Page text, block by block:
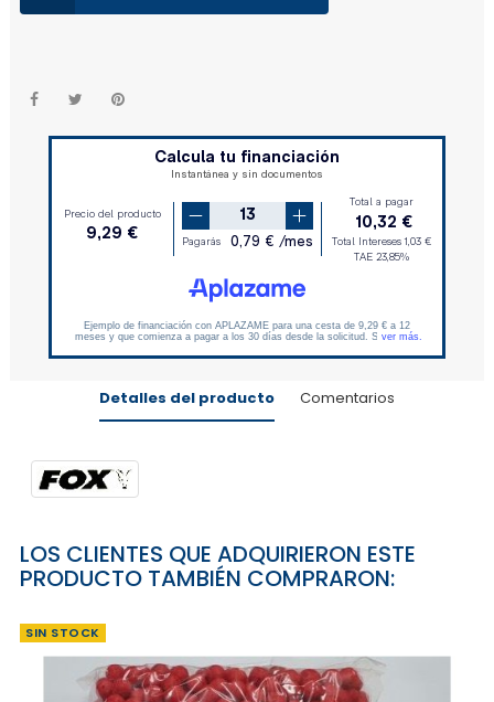
Detalles del producto Comentarios
LOS CLIENTES QUE ADQUIRIERON ESTE
PRODUCTO TAMBIÉN COMPRARON:
SIN STOCK